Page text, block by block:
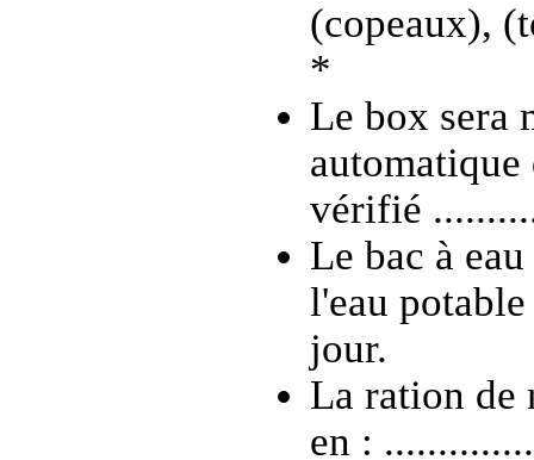
(copeaux),
*
Le box sera
vérifié
Le bac à
l'eau
jour.
La ration de
en :